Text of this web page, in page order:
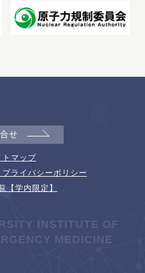
せ
トマップ
ライバシーポリシー
【学内限定】
INSTITUTE OF
MEDICINE